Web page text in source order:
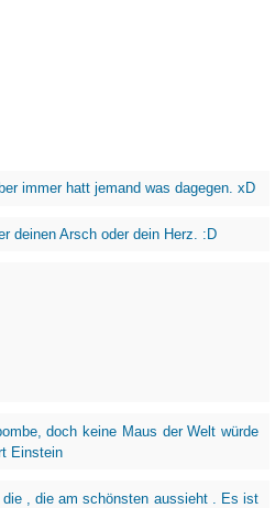
immer hatt jemand was dagegen. xD
deinen Arsch oder dein Herz. :D
doch keine Maus der Welt würde
Einstein
, die am schönsten aussieht . Es ist